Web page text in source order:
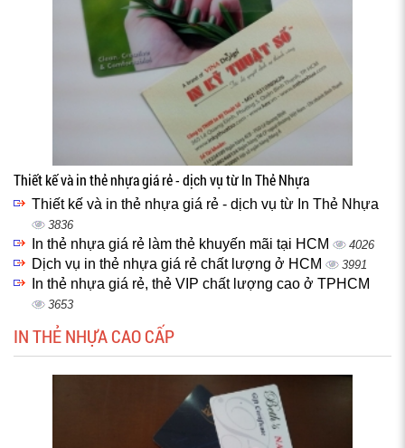
Thiết kế và in thẻ nhựa giá rẻ - dịch vụ từ In Thẻ Nhựa
Thiết kế và in thẻ nhựa giá rẻ - dịch vụ từ In Thẻ Nhựa
3836
In thẻ nhựa giá rẻ làm thẻ khuyến mãi tại HCM 4026
Dịch vụ in thẻ nhựa giá rẻ chất lượng ở HCM 3991
In thẻ nhựa giá rẻ, thẻ VIP chất lượng cao ở TPHCM
3653
IN THẺ NHỰA CAO CẤP